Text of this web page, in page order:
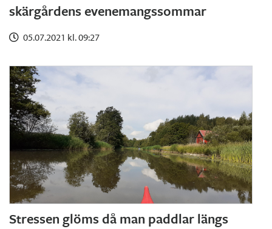
skärgårdens evenemangssommar
05.07.2021 kl. 09:27
Stressen glöms då man paddlar längs